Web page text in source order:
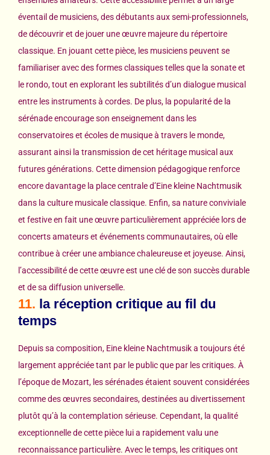
éventail de musiciens, des débutants aux semi-professionnels,
de découvrir et de jouer une œuvre majeure du répertoire
classique. En jouant cette pièce, les musiciens peuvent se
familiariser avec des formes classiques telles que la sonate et
le rondo, tout en explorant les subtilités d’un dialogue musical
entre les instruments à cordes. De plus, la popularité de la
sérénade encourage son enseignement dans les
conservatoires et écoles de musique à travers le monde,
assurant ainsi la transmission de cet héritage musical aux
futures générations. Cette dimension pédagogique renforce
encore davantage la place centrale d’Eine kleine Nachtmusik
dans la culture musicale classique. Enfin, sa nature conviviale
et festive en fait une œuvre particulièrement appréciée lors de
concerts amateurs et événements communautaires, où elle
contribue à créer une ambiance chaleureuse et joyeuse. Ainsi,
l’accessibilité de cette œuvre est une clé de son succès durable
et de sa diffusion universelle.
11. la réception critique au fil du
temps
Depuis sa composition, Eine kleine Nachtmusik a toujours été
largement appréciée tant par le public que par les critiques. À
l’époque de Mozart, les sérénades étaient souvent considérées
comme des œuvres secondaires, destinées au divertissement
plutôt qu’à la contemplation sérieuse. Cependant, la qualité
exceptionnelle de cette pièce lui a rapidement valu une
reconnaissance particulière. Avec le temps, les critiques ont